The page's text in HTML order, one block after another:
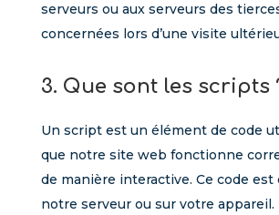
serveurs ou aux serveurs des
concernées lors d’une visite
3. Que sont les scripts
Un script est un élément de code
que notre site web fonctionne
de manière interactive. Ce code est
notre serveur ou sur votre appareil.